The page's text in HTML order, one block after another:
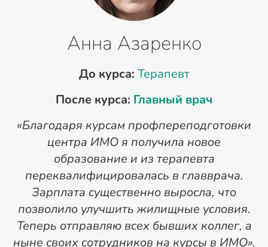
Анна Азаренко
До курса: Терапевт
После курса: Главный врач
«Благодаря курсам профпереподготовки
центра ИМО я получила новое
образование и из терапевта
переквалифицировалась в главврача.
Зарплата существенно выросла, что
позволило улучшить жилищные условия.
Теперь отправляю всех бывших коллег, а
ныне своих сотрудников на курсы в ИМО».